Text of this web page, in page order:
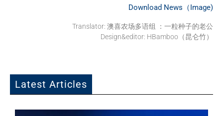
Download News（Image)
Translator: 澳喜农场多语组 ：一粒种子的老公
Design&editor: HBamboo（昆仑竹）
Latest Articles